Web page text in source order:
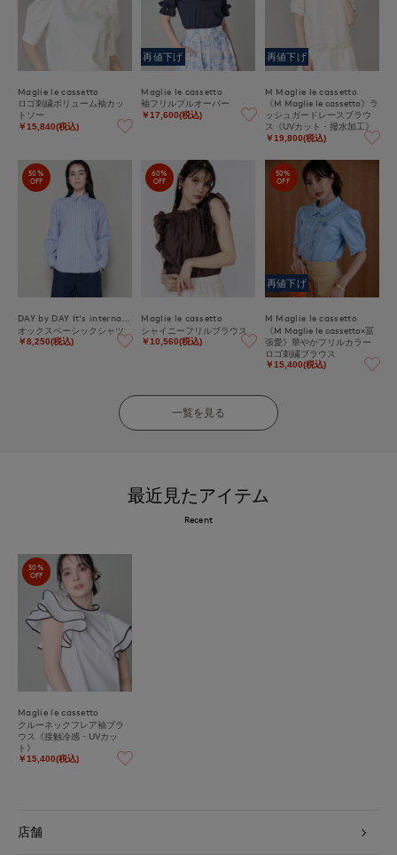
Maglie le cassetto
ロゴ刺繍ボリューム袖カッ
トソー
￥15,840(税込)
再値下げ
Maglie le cassetto
袖フリルプルオーバー
￥17,600(税込)
再値下げ
M Maglie le cassetto
《M Maglie le cassetto》ラ
ッシュガードレースブラウ
ス《UVカット・撥水加工》
￥19,800(税込)
50%
OFF
オックスベーシックシャツ
￥8,250(税込)
60%
OFF
Maglie le cassetto
シャイニーフリルブラウス
￥10,560(税込)
50%
OFF
再値下げ
M Maglie le cassetto
《M Maglie le cassetto×冨
張愛》華やかフリルカラー
ロゴ刺繍ブラウス
￥15,400(税込)
一覧を見る
最近見たアイテム
Recent
50%
OFF
Maglie le cassetto
クルーネックフレア袖ブラ
ウス《接触冷感・UVカッ
ト》
￥15,400(税込)
店舗